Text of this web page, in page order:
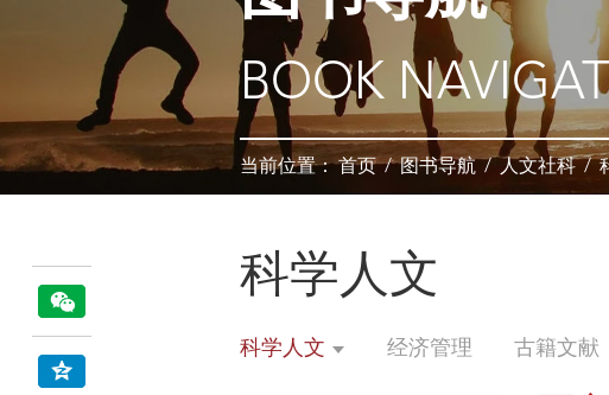
BOOK
当前位置：首页/图书导航 / 人文社科 /
科学人文
科学人文 经济管理 古籍文献